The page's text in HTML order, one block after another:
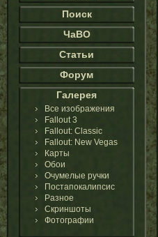
Поиск
ЧаВО
Статьи
Форум
Галерея
Все изображения
Fallout 3
Fallout: Classic
Fallout: New Vegas
Карты
Обои
Очумелые ручки
Постапокалипсис
Разное
Скриншоты
Фотографии